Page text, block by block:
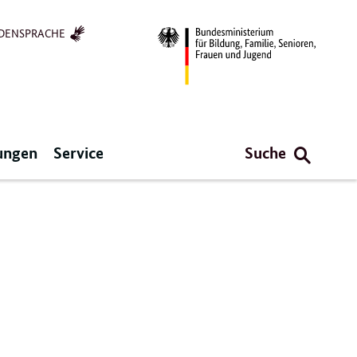
Service Suche